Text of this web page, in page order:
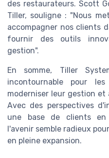
des restaurateurs. Scott
Tiller, souligne : "Nous
accompagner nos clients
fournir des outils
gestion".
En somme, Tiller
incontournable pour
moderniser leur gestion et
Avec des perspectives
une base de clients en
l'avenir semble radieux
en pleine expansion.